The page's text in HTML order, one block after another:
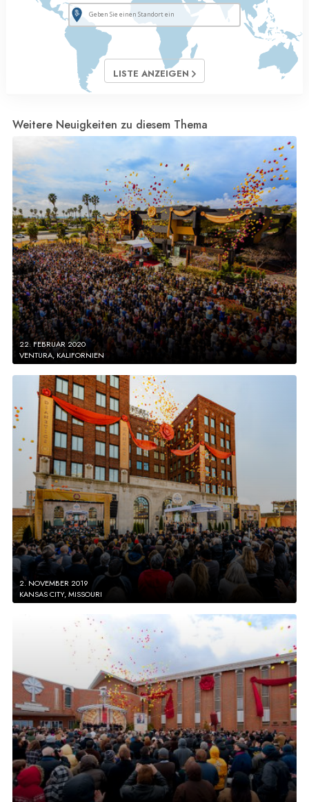
LISTE ANZEIGEN
Weitere Neuigkeiten zu diesem Thema
22. FEBRUAR 2020
VENTURA, KALIFORNIEN
2. NOVEMBER 2019
KANSAS CITY, MISSOURI